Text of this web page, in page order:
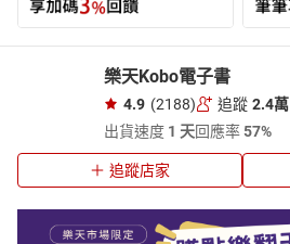
樂天Kobo電子書
4.9 (2188) 追蹤 2.4萬
出貨速度 1 天回應率57%
追蹤店家